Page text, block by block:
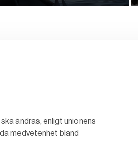
ändras, enligt unionens
medvetenhet bland